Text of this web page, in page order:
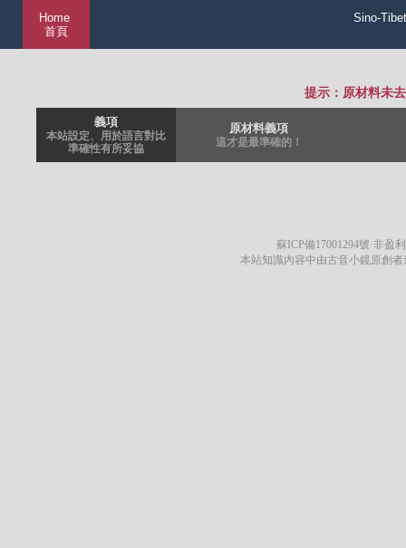
Home
首頁
Sino-
提示：原材料未
義項
本站設定、用於語言對比
準確性有所妥協
原材料義項
這才是最準確的！
蘇ICP備17001294號·非盈
本站知識內容中由古音小鏡原創